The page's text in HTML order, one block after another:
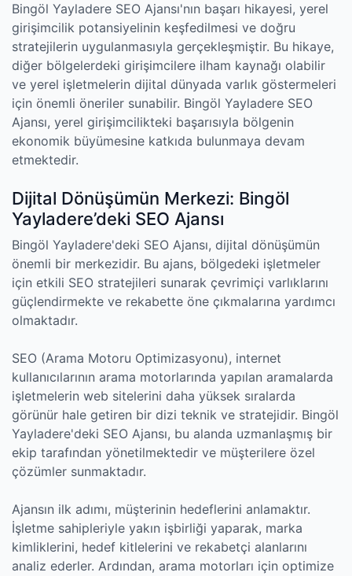
Bingöl Yayladere SEO Ajansı'nın başarı hikayesi, yerel
girişimcilik potansiyelinin keşfedilmesi ve doğru
stratejilerin uygulanmasıyla gerçekleşmiştir. Bu hikaye,
diğer bölgelerdeki girişimcilere ilham kaynağı olabilir
ve yerel işletmelerin dijital dünyada varlık göstermeleri
için önemli öneriler sunabilir. Bingöl Yayladere SEO
Ajansı, yerel girişimcilikteki başarısıyla bölgenin
ekonomik büyümesine katkıda bulunmaya devam
etmektedir.
Dijital Dönüşümün Merkezi: Bingöl
Yayladere’deki SEO Ajansı
Bingöl Yayladere'deki SEO Ajansı, dijital dönüşümün
önemli bir merkezidir. Bu ajans, bölgedeki işletmeler
için etkili SEO stratejileri sunarak çevrimiçi varlıklarını
güçlendirmekte ve rekabette öne çıkmalarına yardımcı
olmaktadır.
SEO (Arama Motoru Optimizasyonu), internet
kullanıcılarının arama motorlarında yapılan aramalarda
işletmelerin web sitelerini daha yüksek sıralarda
görünür hale getiren bir dizi teknik ve stratejidir. Bingöl
Yayladere'deki SEO Ajansı, bu alanda uzmanlaşmış bir
ekip tarafından yönetilmektedir ve müşterilere özel
çözümler sunmaktadır.
Ajansın ilk adımı, müşterinin hedeflerini anlamaktır.
İşletme sahipleriyle yakın işbirliği yaparak, marka
kimliklerini, hedef kitlelerini ve rekabetçi alanlarını
analiz ederler. Ardından, arama motorları için optimize